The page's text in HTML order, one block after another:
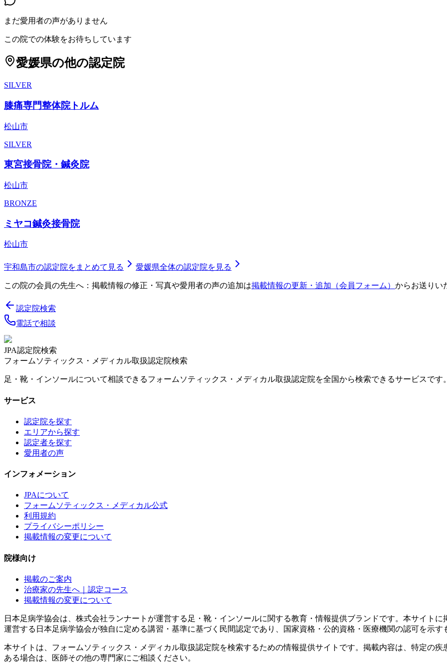
まだ愛用者の声がありません
この院での体験をお待ちしています
愛媛県の他の認定院
SILVER
膝痛専門整体院トルム
松山市
SILVER
東宮接骨院・鍼灸院
松山市
BRONZE
ミヤコ鍼灸接骨院
松山市
宇和島市の認定院をまとめて見る 愛媛県全体の認定院を見る
この院の会員の先生へ：掲載情報の修正・写真や愛用者の声の追加は掲載情報の更新・追加（会員フォーム） からお送りい
認定院検索
電話で相談
JPA認定院検索
フォームソティックス・メディカル取扱認定院検索
足・靴・インソールについて相談できるフォームソティックス・メディカル取扱認定院を全国から検索できるサービスです。
サービス
認定院を探す
エリアから探す
認定者を探す
愛用者の声
インフォメーション
JPAについて
フォームソティックス・メディカル公式
利用規約
プライバシーポリシー
掲載情報の変更について
院様向け
掲載のご案内
治療家の先生へ｜認定コース
掲載情報の変更について
日本足病学協会は、株式会社ランナートが運営する足・靴・インソールに関する教育・情報提供ブランドです。本サイト
運営する日本足病学協会が独自に定める講習・基準に基づく民間認定であり、国家資格・公的資格・医療機関の認可を示す
本サイトは、フォームソティックス・メディカル取扱認定院を検索するための情報提供サイトです。掲載内容は、特定の
ある場合は、医師その他の専門家にご相談ください。